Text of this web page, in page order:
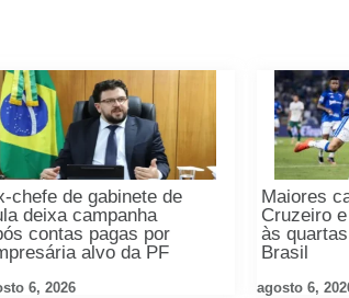
chefe de gabinete de
deixa campanha
contas pagas por
alvo da PF
6, 2026
Maiores
Cruzeiro
às
Brasil
agosto 6,